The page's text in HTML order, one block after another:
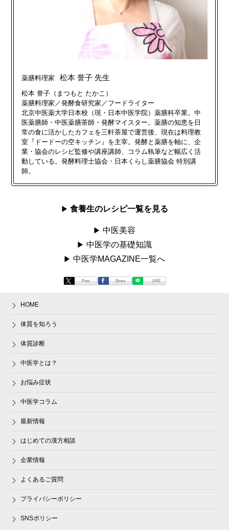
薬膳料理家 松本 誉子 先生
松本 誉子（まつもと たかこ）
薬膳料理家／発酵食研究家／フードライター
北京中医薬大学日本校（現・日本中医学院）薬膳科卒業。中
医薬膳師・中医薬膳茶師・発酵マイスター。薬膳の知恵を日
常の食に活かしたカフェを三軒茶屋で運営後、現在は料理教
室『ドードーの空キッチン』を主宰。発酵と薬膳を軸に、企
業・協会のレシピ監修や講座講師、コラム執筆など幅広く活
動している。発酵料理士協会・日本くらし薬膳協会 特別講
師。
食養生のレシピ一覧を見る
中医美容
中医学の基礎知識
中医学MAGAZINE一覧へ
Post Share LINE
HOME
体質を知ろう
体質診断
中医学とは？
お悩み症状
中医学コラム
最新情報
はじめての漢方相談
企業情報
よくあるご質問
プライバシーポリシー
SNSポリシー